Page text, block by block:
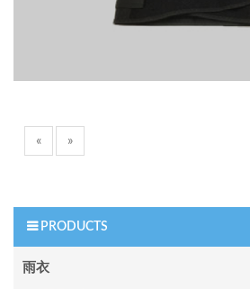
« »
PRODUCTS
雨衣